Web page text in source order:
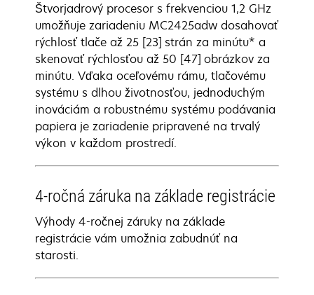
Štvorjadrový procesor s frekvenciou 1,2 GHz
umožňuje zariadeniu MC2425adw dosahovať
rýchlosť tlače až 25 [23] strán za minútu* a
skenovať rýchlosťou až 50 [47] obrázkov za
minútu. Vďaka oceľovému rámu, tlačovému
systému s dlhou životnosťou, jednoduchým
inováciám a robustnému systému podávania
papiera je zariadenie pripravené na trvalý
výkon v každom prostredí.
4-ročná záruka na základe registrácie
Výhody 4-ročnej záruky na základe
registrácie vám umožnia zabudnúť na
starosti.